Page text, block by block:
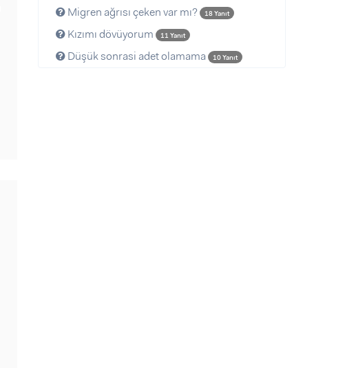
Migren ağrısı çeken var mı? 18 Yanıt
Kızımı dövüyorum 11 Yanıt
Düşük sonrasi adet olamama 10 Yanıt